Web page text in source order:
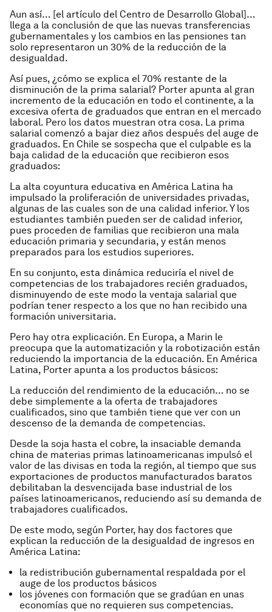
Aun así… [el artículo del Centro de Desarrollo Global]…
llega a la conclusión de que las nuevas transferencias
gubernamentales y los cambios en las pensiones tan
solo representaron un 30% de la reducción de la
desigualdad.
Así pues, ¿cómo se explica el 70% restante de la
disminución de la prima salarial? Porter apunta al gran
incremento de la educación en todo el continente, a la
excesiva oferta de graduados que entran en el mercado
laboral. Pero los datos muestran otra cosa. La prima
salarial comenzó a bajar diez años después del auge de
graduados. En Chile se sospecha que el culpable es la
baja calidad de la educación que recibieron esos
graduados:
La alta coyuntura educativa en América Latina ha
impulsado la proliferación de universidades privadas,
algunas de las cuales son de una calidad inferior. Y los
estudiantes también pueden ser de calidad inferior,
pues proceden de familias que recibieron una mala
educación primaria y secundaria, y están menos
preparados para los estudios superiores.
En su conjunto, esta dinámica reduciría el nivel de
competencias de los trabajadores recién graduados,
disminuyendo de este modo la ventaja salarial que
podrían tener respecto a los que no han recibido una
formación universitaria.
Pero hay otra explicación. En Europa, a Marin le
preocupa que la automatización y la robotización están
reduciendo la importancia de la educación. En América
Latina, Porter apunta a los productos básicos:
La reducción del rendimiento de la educación… no se
debe simplemente a la oferta de trabajadores
cualificados, sino que también tiene que ver con un
descenso de la demanda de competencias.
Desde la soja hasta el cobre, la insaciable demanda
china de materias primas latinoamericanas impulsó el
valor de las divisas en toda la región, al tiempo que sus
exportaciones de productos manufacturados baratos
debilitaban la desvencijada base industrial de los
países latinoamericanos, reduciendo así su demanda de
trabajadores cualificados.
De este modo, según Porter, hay dos factores que
explican la reducción de la desigualdad de ingresos en
América Latina:
la redistribución gubernamental respaldada por el
auge de los productos básicos
los jóvenes con formación que se gradúan en unas
economías que no requieren sus competencias.